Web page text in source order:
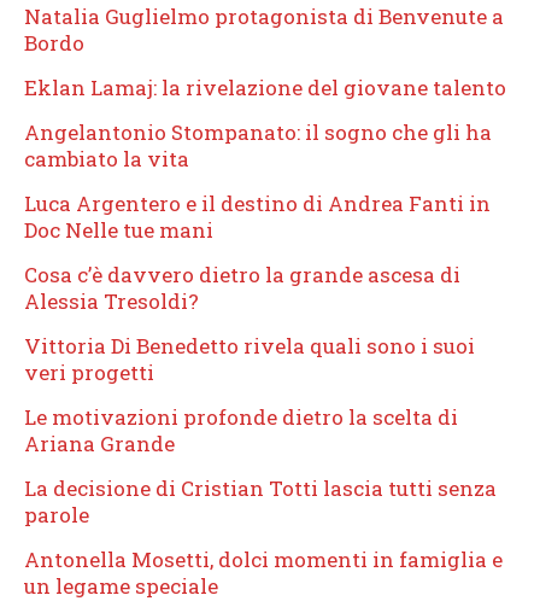
Natalia Guglielmo protagonista di Benvenute a
Bordo
Eklan Lamaj: la rivelazione del giovane talento
Angelantonio Stompanato: il sogno che gli ha
cambiato la vita
Luca Argentero e il destino di Andrea Fanti in
Doc Nelle tue mani
Cosa c’è davvero dietro la grande ascesa di
Alessia Tresoldi?
Vittoria Di Benedetto rivela quali sono i suoi
veri progetti
Le motivazioni profonde dietro la scelta di
Ariana Grande
La decisione di Cristian Totti lascia tutti senza
parole
Antonella Mosetti, dolci momenti in famiglia e
un legame speciale